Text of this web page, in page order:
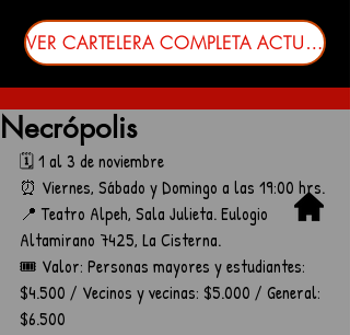
VER CARTELERA COMPLETA ACTUALIZADA
Necrópolis
🗓️ 1 al 3 de noviembre
⏰ Viernes, Sábado y Domingo a las 19:00 hrs.
📍 Teatro Alpeh, Sala Julieta. Eulogio
Altamirano 7425, La Cisterna.
🎟️ Valor: Personas mayores y estudiantes:
$4.500 / Vecinos y vecinas: $5.000 / General:
$6.500